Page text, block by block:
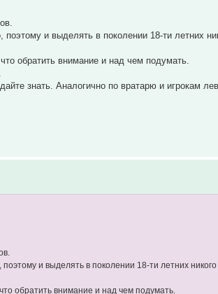
и выделять в поколении 18-ти летних
обратить внимание и над чем подумать.
знать. Аналогично по вратарю и игрокам
и выделять в поколении 18-ти летних никого
обратить внимание и над чем подумать.